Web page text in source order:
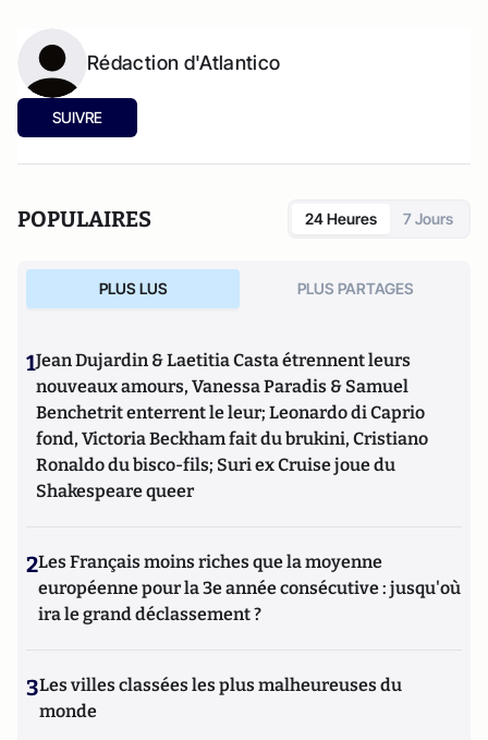
Rédaction d'Atlantico
SUIVRE
POPULAIRES 24 Heures 7 Jours
PLUS LUS PLUS PARTAGES
1Jean Dujardin & Laetitia Casta étrennent leurs
nouveaux amours, Vanessa Paradis & Samuel
Benchetrit enterrent le leur; Leonardo di Caprio
fond, Victoria Beckham fait du brukini, Cristiano
Ronaldo du bisco-fils; Suri ex Cruise joue du
Shakespeare queer
2Les Français moins riches que la moyenne
européenne pour la 3e année consécutive : jusqu'où
ira le grand déclassement ?
3Les villes classées les plus malheureuses du
monde